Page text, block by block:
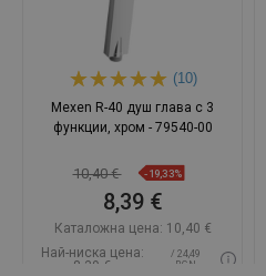
(10)
Mexen R-40 душ глава с 3
функции, хром - 79540-00
10,40 € -19,33%
8,39 €
Каталожна цена: 10,40 €
Най-ниска цена:
8,39 €
/ 24,49
BGN